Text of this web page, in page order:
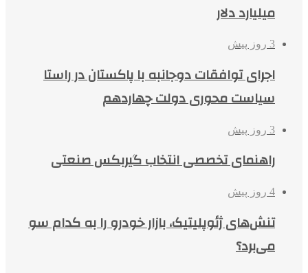
میلیارد دلار
3 روز پیش
اجرای توافقات دوجانبه با پاکستان در راستا
سیاست محوری دولت چهاردهم
3 روز پیش
راهنمای تخصصی انتخاب گیربکس صنعتی
4 روز پیش
تنش‌های ژئوپلیتیک، بازار خودرو را به کدام سو
می‌برد؟